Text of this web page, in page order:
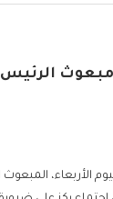
مبعوث
الأربعاء،